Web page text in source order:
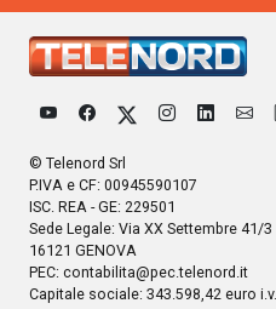
© Telenord Srl
P.IVA e CF: 00945590107
ISC. REA - GE: 229501
Sede Legale: Via XX Settembre 41/3
16121 GENOVA
PEC: contabilita@pec.telenord.it
Capitale sociale: 343.598,42 euro i.v.